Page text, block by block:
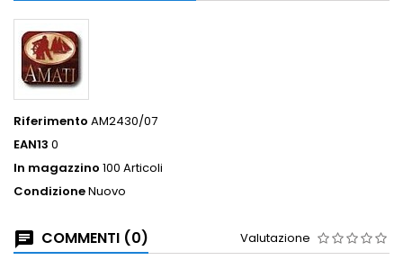
Riferimento AM2430/07
EAN13 0
In magazzino 100 Articoli
CondizioneNuovo
COMMENTI (0) Valutazione